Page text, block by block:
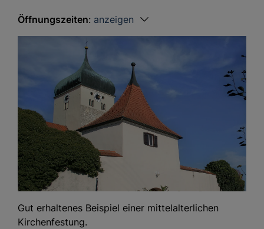
Öffnungszeiten: anzeigen
Gut erhaltenes Beispiel einer mittelalterlichen
Kirchenfestung.